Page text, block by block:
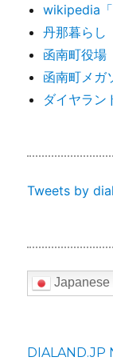
wikipedia「
丹那暮らし
函南町役場
函南町メガ
ダイヤラン
Tweets by
Japanese
DIALAND.JP